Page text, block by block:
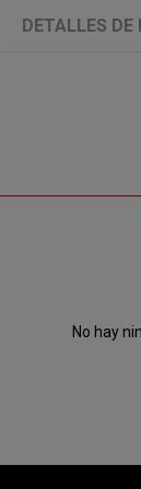
DETALLES DE
No hay